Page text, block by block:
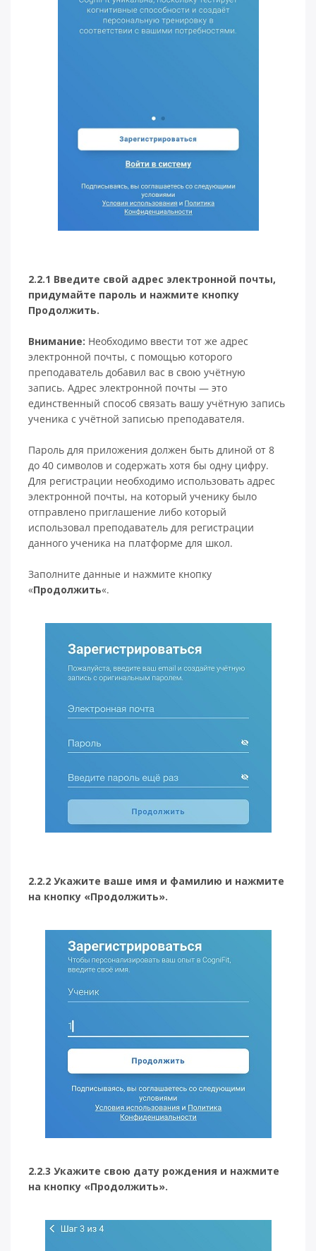
2.2.1 Введите свой адрес электронной почты,
придумайте пароль и нажмите кнопку
Продолжить.
Внимание: Необходимо ввести тот же адрес
электронной почты, с помощью которого
преподаватель добавил вас в свою учётную
запись. Адрес электронной почты — это
единственный способ связать вашу учётную запись
ученика с учётной записью преподавателя.
Пароль для приложения должен быть длиной от 8
до 40 символов и содержать хотя бы одну цифру.
Для регистрации необходимо использовать адрес
электронной почты, на который ученику было
отправлено приглашение либо который
использовал преподаватель для регистрации
данного ученика на платформе для школ.
Заполните данные и нажмите кнопку
«Продолжить«.
2.2.2 Укажите ваше имя и фамилию и нажмите
на кнопку «Продолжить».
2.2.3 Укажите свою дату рождения и нажмите
на кнопку «Продолжить».